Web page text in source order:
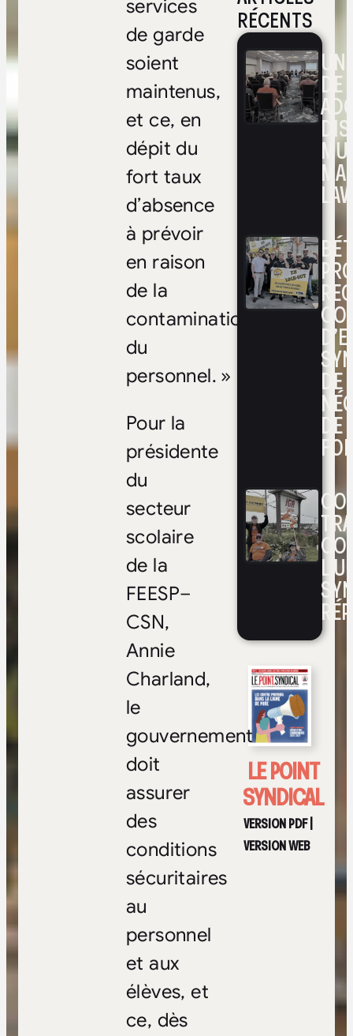
RÉCENTS
DE
DE
DE
FOI
LE POINT
SYNDICAL
VERSION PDF|
VERSION WEB
services
de garde
soient
maintenus,
et ce, en
dépit du
fort taux
d’absence
à prévoir
en raison
de la
contamination
du
personnel. »
Pour la
présidente
du
secteur
scolaire
de la
FEESP–
CSN,
Annie
Charland,
le
gouvernement
doit
assurer
des
conditions
sécuritaires
au
personnel
et aux
élèves, et
ce, dès